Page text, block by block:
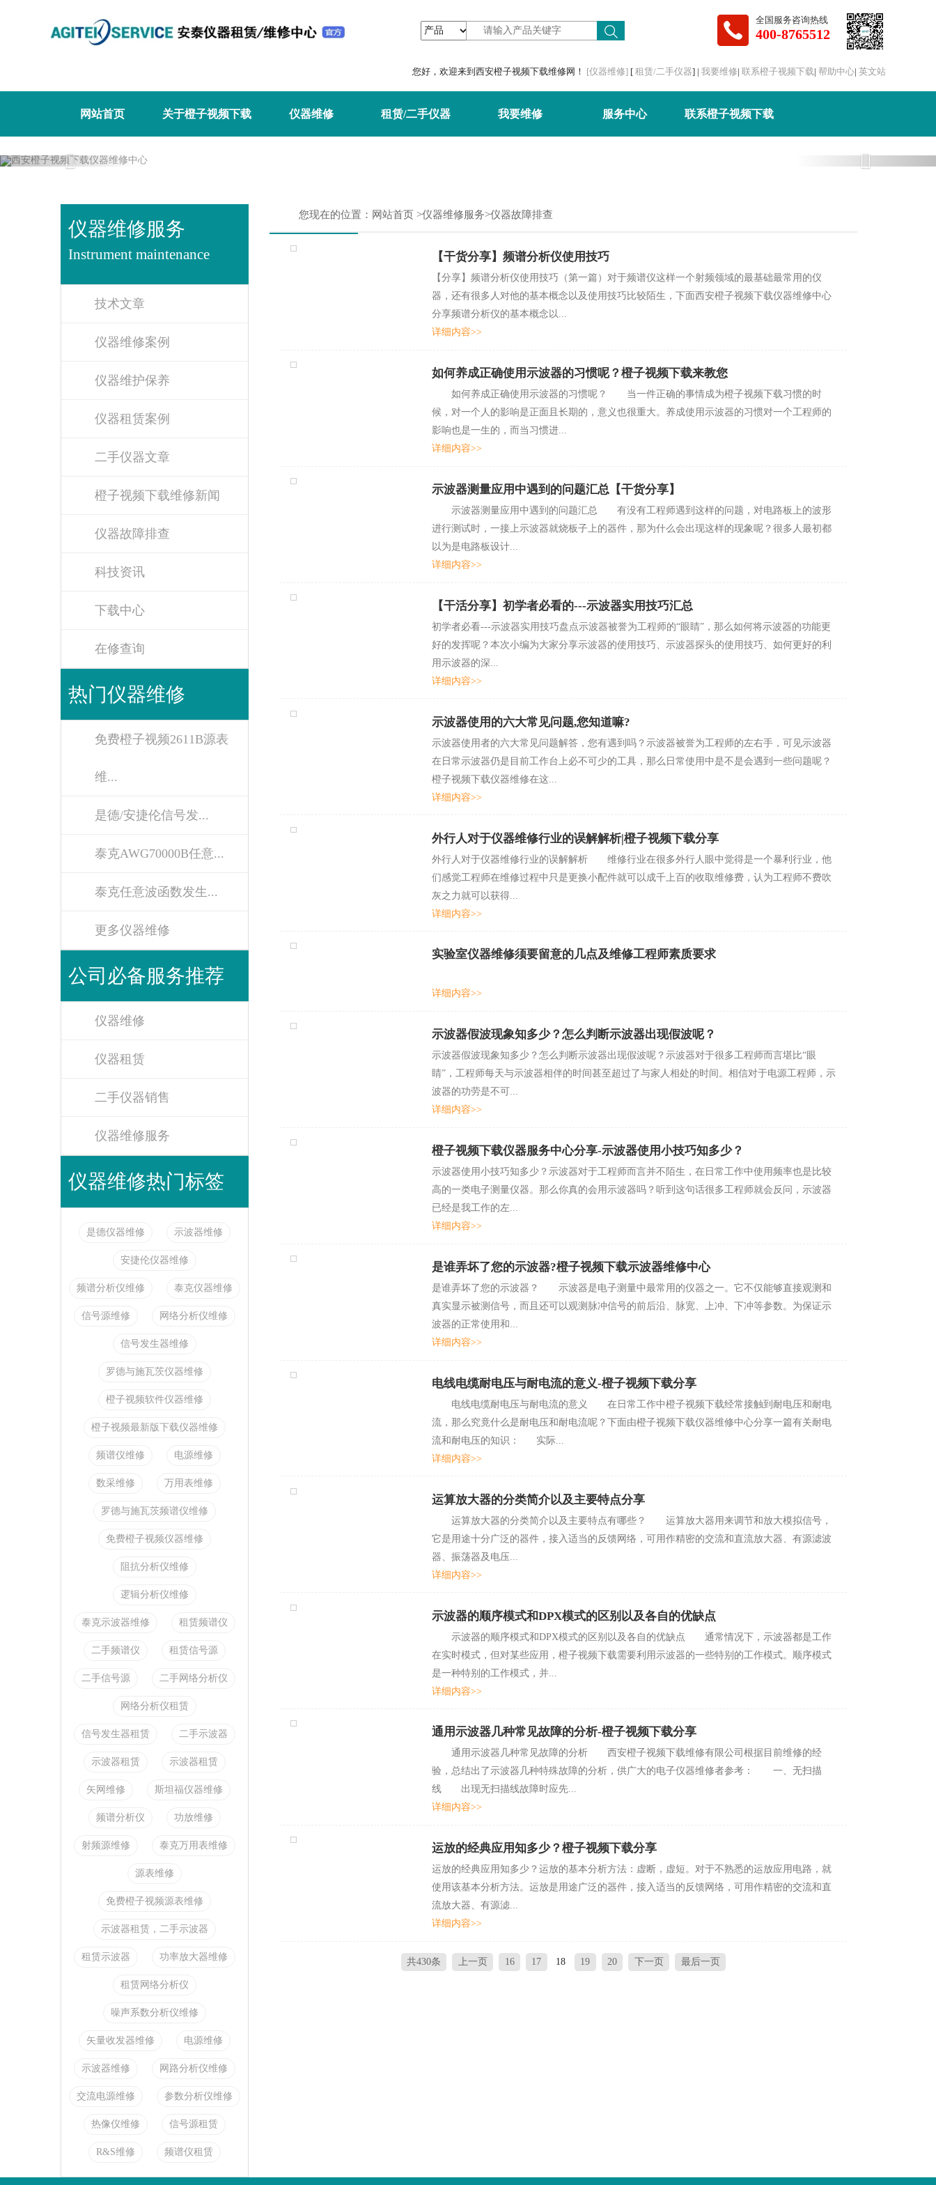
全国服务咨询热线
400-8765512
您好，欢迎来到西安橙子视频下载维修网！ [仪器维修] [ 租赁/二手仪器] | 我要维修| 联系橙子视频下载| 帮助中心| 英文站
网站首页 关于橙子视频下载 仪器维修 租赁/二手仪器 我要维修 服务中心 联系橙子视频下载
Previous Next
仪器维修服务
Instrument maintenance
技术文章
仪器维修案例
仪器维护保养
仪器租赁案例
二手仪器文章
橙子视频下载维修新闻
仪器故障排查
科技资讯
下载中心
在修查询
热门仪器维修
免费橙子视频2611B源表
维...
是德/安捷伦信号发...
泰克AWG70000B任意...
泰克任意波函数发生...
更多仪器维修
公司必备服务推荐
仪器维修
仪器租赁
二手仪器销售
仪器维修服务
仪器维修热门标签
是德仪器维修 示波器维修
安捷伦仪器维修
频谱分析仪维修 泰克仪器维修
信号源维修 网络分析仪维修
信号发生器维修
罗德与施瓦茨仪器维修
橙子视频软件仪器维修
橙子视频最新版下载仪器维修
频谱仪维修 电源维修
数采维修 万用表维修
罗德与施瓦茨频谱仪维修
免费橙子视频仪器维修
阻抗分析仪维修
逻辑分析仪维修
泰克示波器维修 租赁频谱仪
二手频谱仪 租赁信号源
二手信号源 二手网络分析仪
网络分析仪租赁
信号发生器租赁 二手示波器
示波器租赁 示波器租赁
矢网维修 斯坦福仪器维修
频谱分析仪 功放维修
射频源维修 泰克万用表维修
源表维修
免费橙子视频源表维修
示波器租赁，二手示波器
租赁示波器 功率放大器维修
租赁网络分析仪
噪声系数分析仪维修
矢量收发器维修 电源维修
示波器维修 网路分析仪维修
交流电源维修 参数分析仪维修
热像仪维修 信号源租赁
R&S维修 频谱仪租赁
您现在的位置： 网站首页 >仪器维修服务>仪器故障排查
【干货分享】频谱分析仪使用技巧
【分享】频谱分析仪使用技巧（第一篇）对于频谱仪这样一个射频领域的最基础最常用的仪
器，还有很多人对他的基本概念以及使用技巧比较陌生，下面西安橙子视频下载仪器维修中心
分享频谱分析仪的基本概念以...
详细内容>>
如何养成正确使用示波器的习惯呢？橙子视频下载来教您
如何养成正确使用示波器的习惯呢？ 当一件正确的事情成为橙子视频下载习惯的时
候，对一个人的影响是正面且长期的，意义也很重大。养成使用示波器的习惯对一个工程师的
影响也是一生的，而当习惯进...
详细内容>>
示波器测量应用中遇到的问题汇总【干货分享】
示波器测量应用中遇到的问题汇总 有没有工程师遇到这样的问题，对电路板上的波形
进行测试时，一接上示波器就烧板子上的器件，那为什么会出现这样的现象呢？很多人最初都
以为是电路板设计...
详细内容>>
【干活分享】初学者必看的---示波器实用技巧汇总
初学者必看---示波器实用技巧盘点示波器被誉为工程师的“眼睛”，那么如何将示波器的功能更
好的发挥呢？本次小编为大家分享示波器的使用技巧、示波器探头的使用技巧、如何更好的利
用示波器的深...
详细内容>>
示波器使用的六大常见问题,您知道嘛?
示波器使用者的六大常见问题解答，您有遇到吗？示波器被誉为工程师的左右手，可见示波器
在日常示波器仍是目前工作台上必不可少的工具，那么日常使用中是不是会遇到一些问题呢？
橙子视频下载仪器维修在这...
详细内容>>
外行人对于仪器维修行业的误解解析|橙子视频下载分享
外行人对于仪器维修行业的误解解析 维修行业在很多外行人眼中觉得是一个暴利行业，他
们感觉工程师在维修过程中只是更换小配件就可以成千上百的收取维修费，认为工程师不费吹
灰之力就可以获得...
详细内容>>
实验室仪器维修须要留意的几点及维修工程师素质要求
详细内容>>
示波器假波现象知多少？怎么判断示波器出现假波呢？
示波器假波现象知多少？怎么判断示波器出现假波呢？示波器对于很多工程师而言堪比“眼
睛”，工程师每天与示波器相伴的时间甚至超过了与家人相处的时间。相信对于电源工程师，示
波器的功劳是不可...
详细内容>>
橙子视频下载仪器服务中心分享-示波器使用小技巧知多少？
示波器使用小技巧知多少？示波器对于工程师而言并不陌生，在日常工作中使用频率也是比较
高的一类电子测量仪器。那么你真的会用示波器吗？听到这句话很多工程师就会反问，示波器
已经是我工作的左...
详细内容>>
是谁弄坏了您的示波器?橙子视频下载示波器维修中心
是谁弄坏了您的示波器？ 示波器是电子测量中最常用的仪器之一。它不仅能够直接观测和
真实显示被测信号，而且还可以观测脉冲信号的前后沿、脉宽、上冲、下冲等参数。为保证示
波器的正常使用和...
详细内容>>
电线电缆耐电压与耐电流的意义-橙子视频下载分享
电线电缆耐电压与耐电流的意义 在日常工作中橙子视频下载经常接触到耐电压和耐电
流，那么究竟什么是耐电压和耐电流呢？下面由橙子视频下载仪器维修中心分享一篇有关耐电
流和耐电压的知识： 实际...
详细内容>>
运算放大器的分类简介以及主要特点分享
运算放大器的分类简介以及主要特点有哪些？ 运算放大器用来调节和放大模拟信号，
它是用途十分广泛的器件，接入适当的反馈网络，可用作精密的交流和直流放大器、有源滤波
器、振荡器及电压...
详细内容>>
示波器的顺序模式和DPX模式的区别以及各自的优缺点
示波器的顺序模式和DPX模式的区别以及各自的优缺点 通常情况下，示波器都是工作
在实时模式，但对某些应用，橙子视频下载需要利用示波器的一些特别的工作模式。顺序模式
是一种特别的工作模式，并...
详细内容>>
通用示波器几种常见故障的分析-橙子视频下载分享
通用示波器几种常见故障的分析 西安橙子视频下载维修有限公司根据目前维修的经
验，总结出了示波器几种特殊故障的分析，供广大的电子仪器维修者参考： 一、无扫描
线 出现无扫描线故障时应先...
详细内容>>
运放的经典应用知多少？橙子视频下载分享
运放的经典应用知多少？运放的基本分析方法：虚断，虚短。对于不熟悉的运放应用电路，就
使用该基本分析方法。运放是用途广泛的器件，接入适当的反馈网络，可用作精密的交流和直
流放大器、有源滤...
详细内容>>
共430条 上一页 16 17 18 19 20 下一页 最后一页